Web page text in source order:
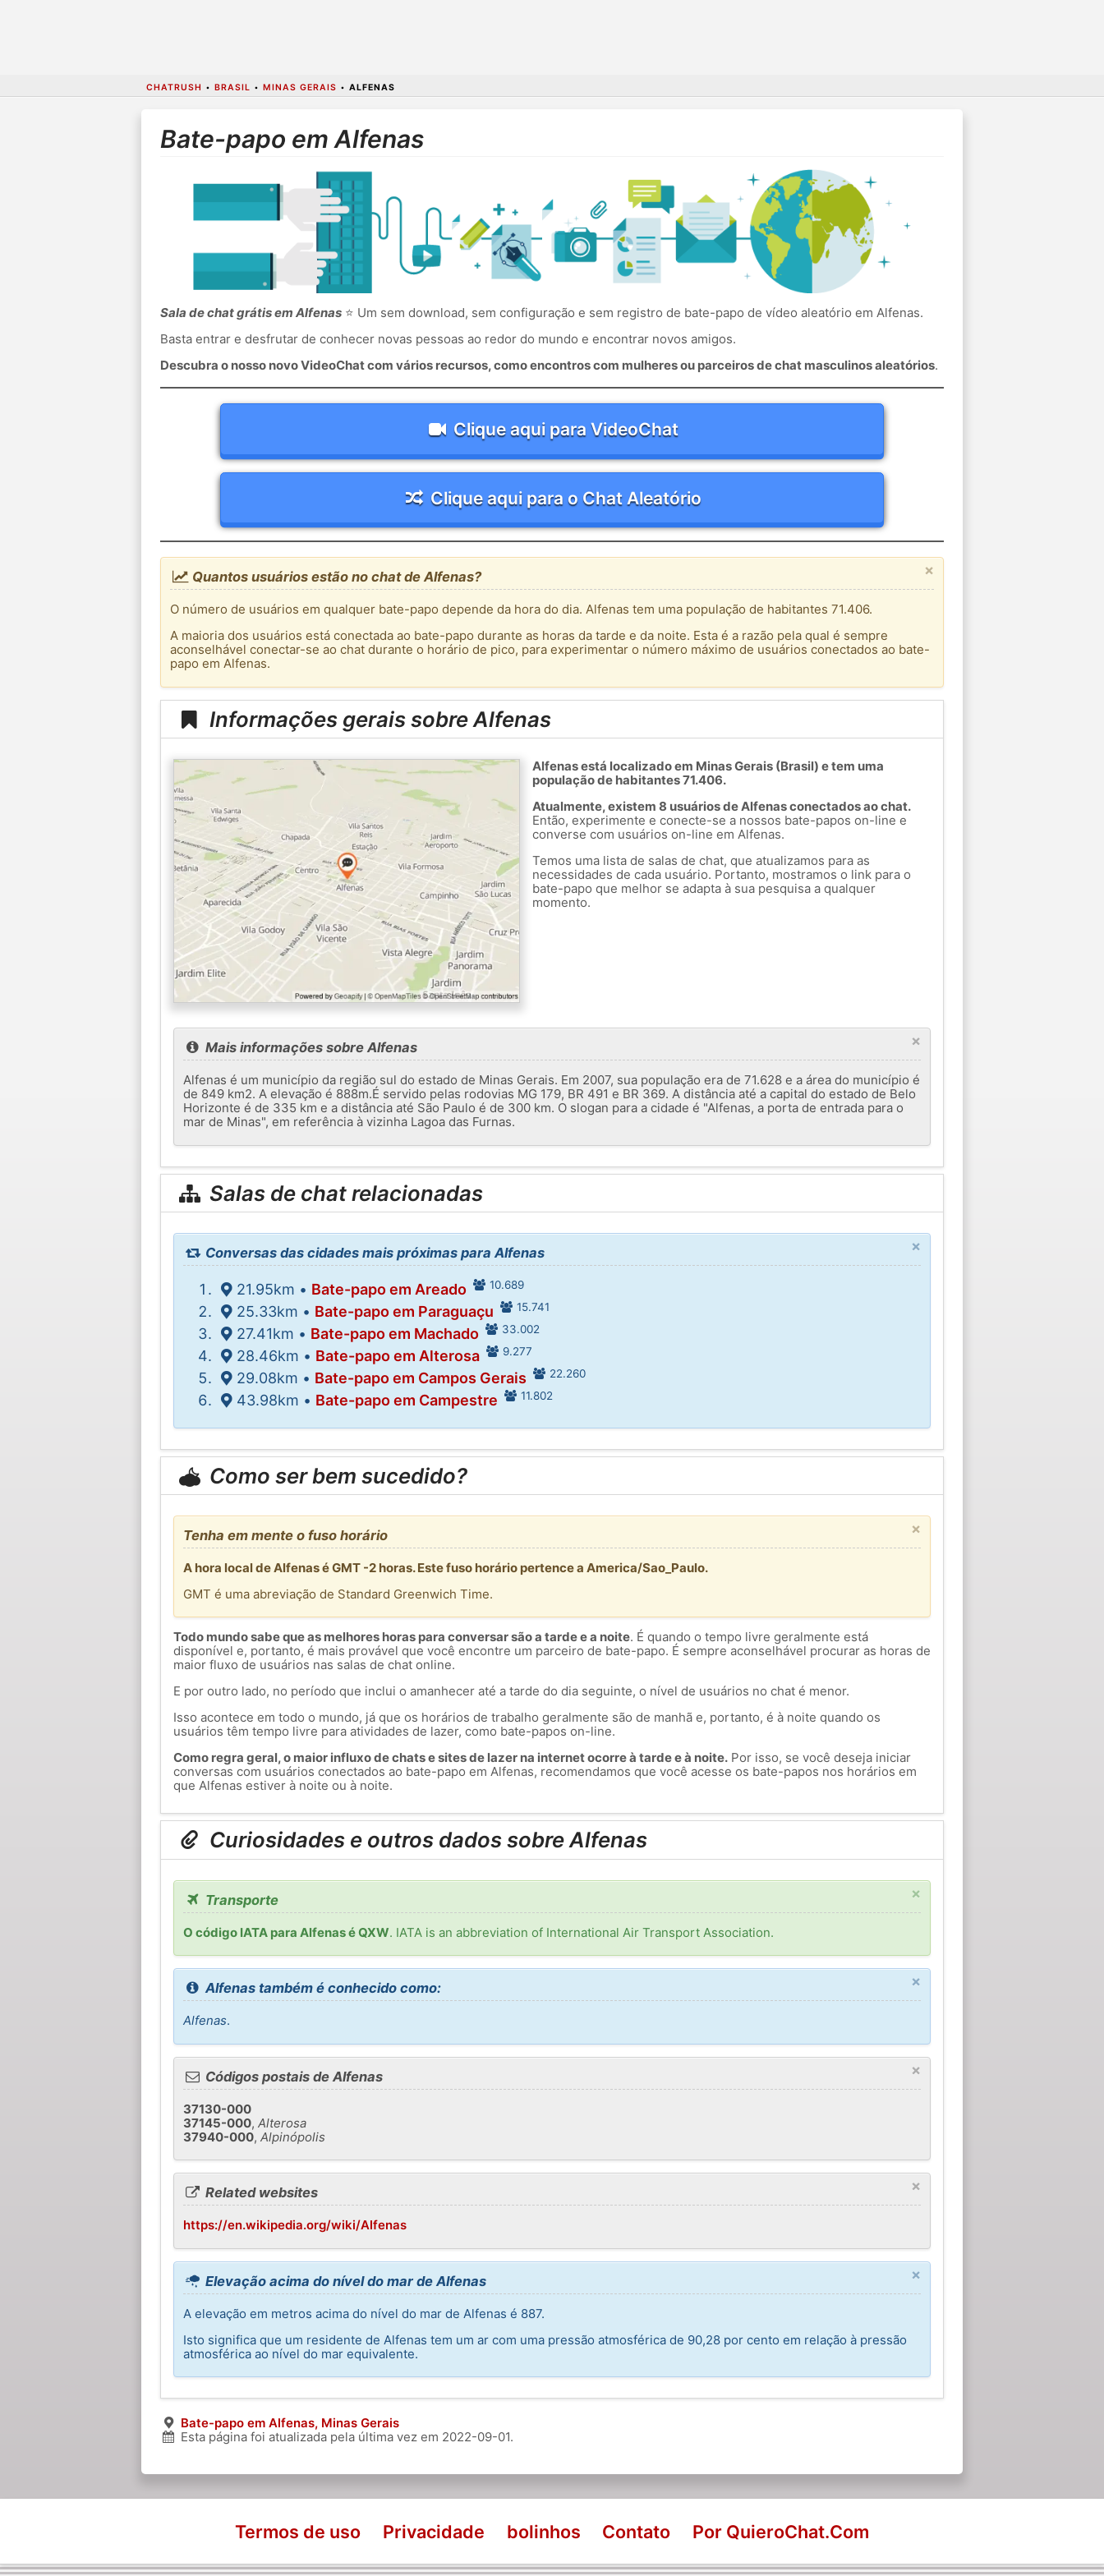
CHATRUSH • BRASIL • MINAS GERAIS • ALFENAS
Bate-papo em Alfenas
Sala de chat grátis em Alfenas⭐ Um sem download, sem configuração e sem registro de bate-papo de vídeo aleatório em Alfenas.
Basta entrar e desfrutar de conhecer novas pessoas ao redor do mundo e encontrar novos amigos.
Descubra o nosso novo VideoChat com vários recursos, como encontros com mulheres ou parceiros de chat masculinos aleatórios.
Clique aqui para VideoChat
Clique aqui para o Chat Aleatório
×
Quantos usuários estão no chat de Alfenas?
O número de usuários em qualquer bate-papo depende da hora do dia. Alfenas tem uma população de habitantes 71.406.
A maioria dos usuários está conectada ao bate-papo durante as horas da tarde e da noite. Esta é a razão pela qual é sempre
aconselhável conectar-se ao chat durante o horário de pico, para experimentar o número máximo de usuários conectados ao bate-
papo em Alfenas.
Informações gerais sobre Alfenas
Alfenas está localizado em Minas Gerais (Brasil) e tem uma
população de habitantes 71.406.
Atualmente, existem 8 usuários de Alfenas conectados ao chat.
Então, experimente e conecte-se a nossos bate-papos on-line e
converse com usuários on-line em Alfenas.
Temos uma lista de salas de chat, que atualizamos para as
necessidades de cada usuário. Portanto, mostramos o link para o
bate-papo que melhor se adapta à sua pesquisa a qualquer
momento.
×
Mais informações sobre Alfenas
Alfenas é um município da região sul do estado de Minas Gerais. Em 2007, sua população era de 71.628 e a área do município é
de 849 km2. A elevação é 888m.É servido pelas rodovias MG 179, BR 491 e BR 369. A distância até a capital do estado de Belo
Horizonte é de 335 km e a distância até São Paulo é de 300 km. O slogan para a cidade é "Alfenas, a porta de entrada para o
mar de Minas", em referência à vizinha Lagoa das Furnas.
Salas de chat relacionadas
×
Conversas das cidades mais próximas para Alfenas
21.95km • Bate-papo em Areado 10.689
25.33km • Bate-papo em Paraguaçu 15.741
27.41km • Bate-papo em Machado 33.002
28.46km • Bate-papo em Alterosa 9.277
29.08km • Bate-papo em Campos Gerais 22.260
43.98km • Bate-papo em Campestre 11.802
Como ser bem sucedido?
×
Tenha em mente o fuso horário
A hora local de Alfenas é GMT -2 horas. Este fuso horário pertence a America/Sao_Paulo.
GMT é uma abreviação de Standard Greenwich Time.
Todo mundo sabe que as melhores horas para conversar são a tarde e a noite. É quando o tempo livre geralmente está
disponível e, portanto, é mais provável que você encontre um parceiro de bate-papo. É sempre aconselhável procurar as horas de
maior fluxo de usuários nas salas de chat online.
E por outro lado, no período que inclui o amanhecer até a tarde do dia seguinte, o nível de usuários no chat é menor.
Isso acontece em todo o mundo, já que os horários de trabalho geralmente são de manhã e, portanto, é à noite quando os
usuários têm tempo livre para atividades de lazer, como bate-papos on-line.
Como regra geral, o maior influxo de chats e sites de lazer na internet ocorre à tarde e à noite.Por isso, se você deseja iniciar
conversas com usuários conectados ao bate-papo em Alfenas, recomendamos que você acesse os bate-papos nos horários em
que Alfenas estiver à noite ou à noite.
Curiosidades e outros dados sobre Alfenas
×
Transporte
O código IATA para Alfenas é QXW. IATA is an abbreviation of International Air Transport Association.
×
Alfenas também é conhecido como:
Alfenas.
×
Códigos postais de Alfenas
37130-000
37145-000, Alterosa
37940-000, Alpinópolis
×
Related websites
https://en.wikipedia.org/wiki/Alfenas
×
Elevação acima do nível do mar de Alfenas
A elevação em metros acima do nível do mar de Alfenas é 887.
Isto significa que um residente de Alfenas tem um ar com uma pressão atmosférica de 90,28 por cento em relação à pressão
atmosférica ao nível do mar equivalente.
Bate-papo em Alfenas, Minas Gerais
Esta página foi atualizada pela última vez em 2022-09-01.
Termos de uso Privacidade bolinhos Contato Por QuieroChat.Com